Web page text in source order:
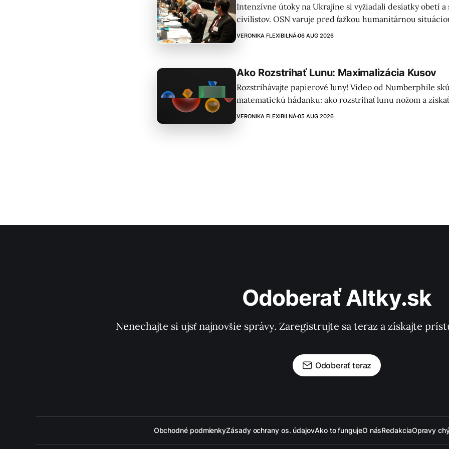
Intenzívne útoky na Ukrajine si vyžiadali desiatky obetí
civilistov. OSN varuje pred ťažkou humanitárnou
prebiehajú vojenské operácie a je potrebné zabezpečiť
VERONIKA FLEXIBILNÁ06 AUG 2026
Ako Rozstrihať Lunu: Maximalizácia Kusov
Rozstrihávajte papierové luny! Video od Numberphile
matematickú hádanku: ako rozstrihať lunu nožom a
Kľúčom je, aby každý rez prechádzal všetkými
VERONIKA FLEXIBILNÁ05 AUG 2026
Odoberať Altky.sk
Nenechajte si ujsť najnovšie správy. Zaregistrujte sa teraz a získajte
Odoberať teraz
Obchodné podmienkyZásady ochrany os. údajovAko to fungujeO násRedakciaOpravy